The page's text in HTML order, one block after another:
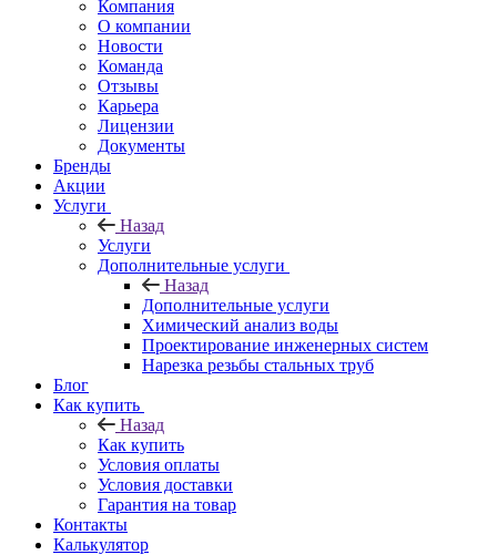
Компания
О компании
Новости
Команда
Отзывы
Карьера
Лицензии
Документы
Бренды
Акции
Услуги
Назад
Услуги
Дополнительные услуги
Назад
Дополнительные услуги
Химический анализ воды
Проектирование инженерных систем
Нарезка резьбы стальных труб
Блог
Как купить
Назад
Как купить
Условия оплаты
Условия доставки
Гарантия на товар
Контакты
Калькулятор